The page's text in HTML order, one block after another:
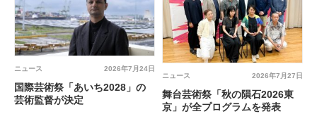
2026年7月24日
ニュース
国際芸術祭「あいち2028」の
芸術監督が決定
2026年7月27日
ニュース
舞台芸術祭「秋の隕石2026東
京」が全プログラムを発表